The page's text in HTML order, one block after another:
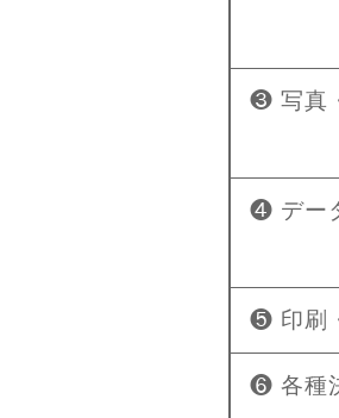
❸ 写真
❹ デー
❺ 印刷
❻ 各種